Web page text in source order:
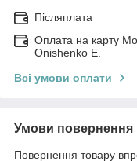
Післяплата
Оплата на карту
Onishenko E.
Всі умови оплати
Умови повернення
Повернення товару